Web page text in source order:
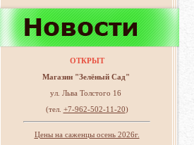
ОТКРЫТ
Магазин "Зелёный Сад"
ул. Льва Толстого 16
(тел. +7-962-502-11-20)
Цены на саженцы осень 2026г.